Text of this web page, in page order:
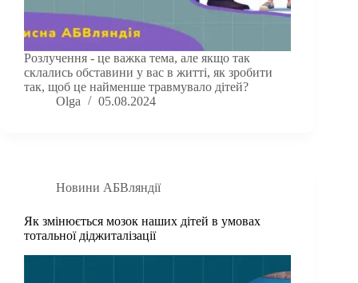
Розлучення - це важка тема, але якщо так
склались обставини у вас в житті, як зробити
так, щоб це найменше травмувало дітей?
Olga
05.08.2024
Новини АБВляндії
Як змінюється мозок наших дітей в умовах
тотальної діджиталізації